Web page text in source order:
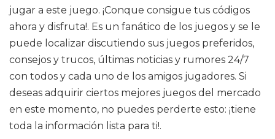
jugar a este juego. ¡Conque consigue tus códigos
ahora y disfruta!. Es un fanático de los juegos y se le
puede localizar discutiendo sus juegos preferidos,
consejos y trucos, últimas noticias y rumores 24/7
con todos y cada uno de los amigos jugadores. Si
deseas adquirir ciertos mejores juegos del mercado
en este momento, no puedes perderte esto: ¡tiene
toda la información lista para ti!.